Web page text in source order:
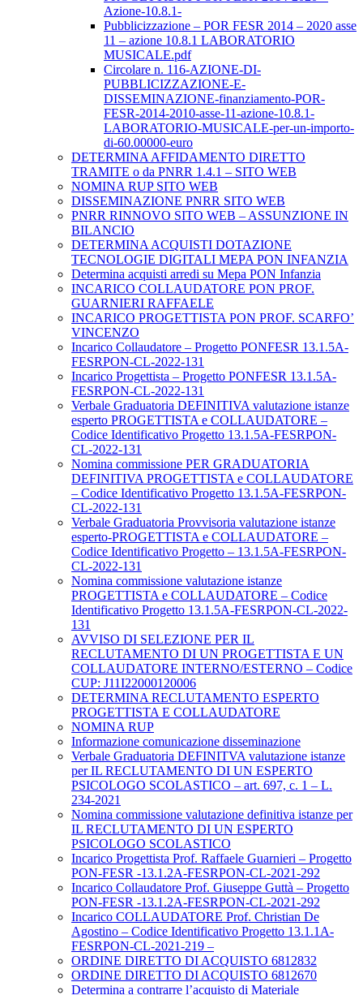
Azione-10.8.1-
Pubblicizzazione – POR FESR 2014 – 2020 asse
11 – azione 10.8.1 LABORATORIO
MUSICALE.pdf
Circolare n. 116-AZIONE-DI-
PUBBLICIZZAZIONE-E-
DISSEMINAZIONE-finanziamento-POR-
FESR-2014-2010-asse-11-azione-10.8.1-
LABORATORIO-MUSICALE-per-un-importo-
di-60.00000-euro
DETERMINA AFFIDAMENTO DIRETTO
TRAMITE o da PNRR 1.4.1 – SITO WEB
NOMINA RUP SITO WEB
DISSEMINAZIONE PNRR SITO WEB
PNRR RINNOVO SITO WEB – ASSUNZIONE IN
BILANCIO
DETERMINA ACQUISTI DOTAZIONE
TECNOLOGIE DIGITALI MEPA PON INFANZIA
Determina acquisti arredi su Mepa PON Infanzia
INCARICO COLLAUDATORE PON PROF.
GUARNIERI RAFFAELE
INCARICO PROGETTISTA PON PROF. SCARFO’
VINCENZO
Incarico Collaudatore – Progetto PONFESR 13.1.5A-
FESRPON-CL-2022-131
Incarico Progettista – Progetto PONFESR 13.1.5A-
FESRPON-CL-2022-131
Verbale Graduatoria DEFINITIVA valutazione istanze
esperto PROGETTISTA e COLLAUDATORE –
Codice Identificativo Progetto 13.1.5A-FESRPON-
CL-2022-131
Nomina commissione PER GRADUATORIA
DEFINITIVA PROGETTISTA e COLLAUDATORE
– Codice Identificativo Progetto 13.1.5A-FESRPON-
CL-2022-131
Verbale Graduatoria Provvisoria valutazione istanze
esperto-PROGETTISTA e COLLAUDATORE –
Codice Identificativo Progetto – 13.1.5A-FESRPON-
CL-2022-131
Nomina commissione valutazione istanze
PROGETTISTA e COLLAUDATORE – Codice
Identificativo Progetto 13.1.5A-FESRPON-CL-2022-
131
AVVISO DI SELEZIONE PER IL
RECLUTAMENTO DI UN PROGETTISTA E UN
COLLAUDATORE INTERNO/ESTERNO – Codice
CUP: J11I22000120006
DETERMINA RECLUTAMENTO ESPERTO
PROGETTISTA E COLLAUDATORE
NOMINA RUP
Informazione comunicazione disseminazione
Verbale Graduatoria DEFINITVA valutazione istanze
per IL RECLUTAMENTO DI UN ESPERTO
PSICOLOGO SCOLASTICO – art. 697, c. 1 – L.
234-2021
Nomina commissione valutazione definitiva istanze per
IL RECLUTAMENTO DI UN ESPERTO
PSICOLOGO SCOLASTICO
Incarico Progettista Prof. Raffaele Guarnieri – Progetto
PON-FESR -13.1.2A-FESRPON-CL-2021-292
Incarico Collaudatore Prof. Giuseppe Guttà – Progetto
PON-FESR -13.1.2A-FESRPON-CL-2021-292
Incarico COLLAUDATORE Prof. Christian De
Agostino – Codice Identificativo Progetto 13.1.1A-
FESRPON-CL-2021-219 –
ORDINE DIRETTO DI ACQUISTO 6812832
ORDINE DIRETTO DI ACQUISTO 6812670
Determina a contrarre l’acquisto di Materiale